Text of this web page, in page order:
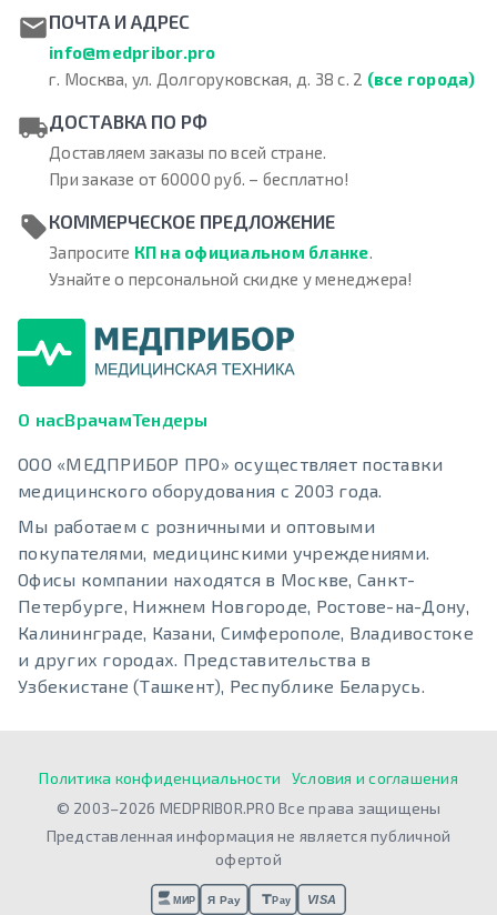
ПОЧТА И АДРЕС
info@medpribor.pro
г. Москва, ул. Долгоруковская, д. 38 с. 2 (все города)
ДОСТАВКА ПО РФ
Доставляем заказы по всей стране.
При заказе от 60000 руб. – бесплатно!
КОММЕРЧЕСКОЕ ПРЕДЛОЖЕНИЕ
Запросите КП на официальном бланке.
Узнайте о персональной скидке у менеджера!
О насВрачамТендеры
ООО «МЕДПРИБОР ПРО» осуществляет поставки
медицинского оборудования с 2003 года.
Мы работаем с розничными и оптовыми
покупателями, медицинскими учреждениями.
Офисы компании находятся в Москве, Санкт-
Петербурге, Нижнем Новгороде, Ростове-на-Дону,
Калининграде, Казани, Симферополе, Владивостоке
и других городах. Представительства в
Узбекистане (Ташкент), Республике Беларусь.
Политика конфиденциальности
Условия и соглашения
© 2003–2026 MEDPRIBOR.PRO Все права защищены
Представленная информация не является публичной
офертой
МИР Я Pay Pay VISA